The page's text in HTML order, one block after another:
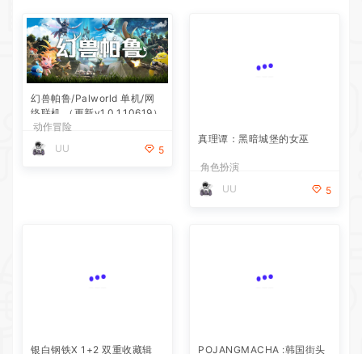
幻兽帕鲁/Palworld 单机/网
络联机 （更新v1.0.1.10619）
动作冒险
UU
5